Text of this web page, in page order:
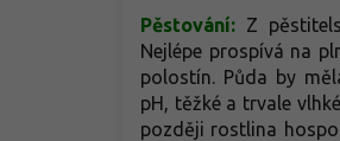
Pěstování: Z
Nejlépe prospívá na
polostín. Půda by
pH, těžké a trvale
později rostlina